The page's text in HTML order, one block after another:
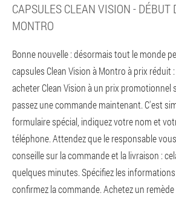
CAPSULES CLEAN VISION - DÉBUT
MONTRO
Bonne nouvelle : désormais tout le monde
capsules Clean Vision à Montro à prix réduit
acheter Clean Vision à un prix promotionnel
passez une commande maintenant. C'est
formulaire spécial, indiquez votre nom et
téléphone. Attendez que le responsable
conseille sur la commande et la livraison :
quelques minutes. Spécifiez les
confirmez la commande. Achetez un